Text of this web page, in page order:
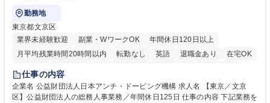
勤務地
東京都文京区
業界未経験歓迎
副業・WワークOK
年間休日120日以上
月平均残業時間20時間以内
転勤なし 英語 退職金あり
在宅OK
賞与あり
育休あり
食事補助あり
仕事の内容
企業名 公益財団法人日本アンチ・ドーピング機構 求人名 【東京／文京
区】公益財団法人の総務人事業務／年間休日125日 仕事の内容 下記業務を